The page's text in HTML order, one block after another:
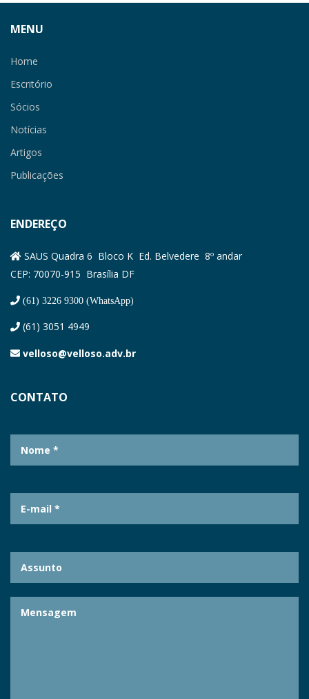
MENU
Home
Escritório
Sócios
Notícias
Artigos
Publicações
ENDEREÇO
SAUS Quadra 6 Bloco K Ed. Belvedere 8º andar
CEP: 70070-915 Brasília DF
(61) 3226 9300 (WhatsApp)
(61) 3051 4949
velloso@velloso.adv.br
CONTATO